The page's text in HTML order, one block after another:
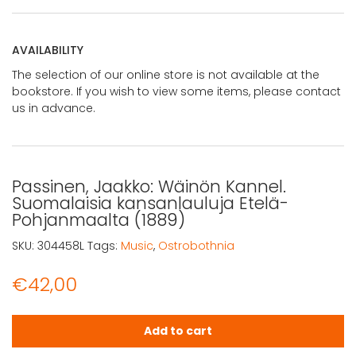
AVAILABILITY
The selection of our online store is not available at the
bookstore. If you wish to view some items, please contact
us in advance.
Passinen, Jaakko: Wäinön Kannel.
Suomalaisia kansanlauluja Etelä-
Pohjanmaalta (1889)
€42,00
Passinen, Jaakko: Wäinön Kannel. Suomalaisia
Add to cart
SKU: 304458L Tags: Music, Ostrobothnia